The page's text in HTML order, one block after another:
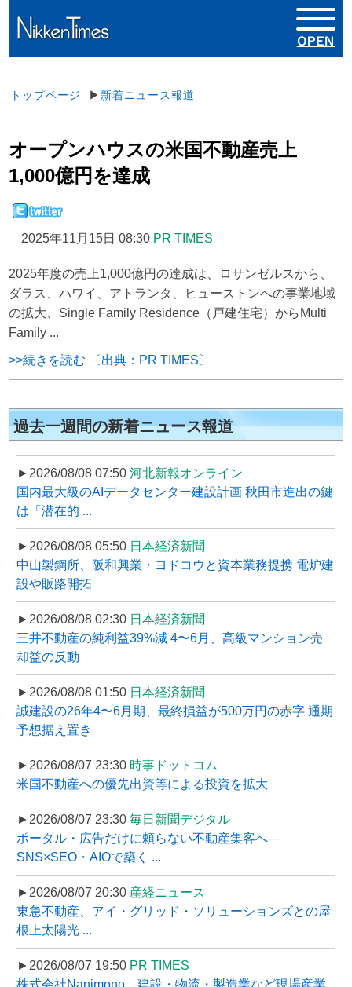
トップページ ▶ 新着ニュース報道
オープンハウスの米国不動産売上
1,000億円を達成
2025年11月15日 08:30 PR TIMES
2025年度の売上1,000億円の達成は、ロサンゼルスから、
ダラス、ハワイ、アトランタ、ヒューストンへの事業地域
の拡大、Single Family Residence（戸建住宅）からMulti
Family ...
>>続きを読む 〔出典：PR TIMES〕
過去一週間の新着ニュース報道
►2026/08/08 07:50 河北新報オンライン
国内最大級のAIデータセンター建設計画 秋田市進出の鍵
は「潜在的 ...
►2026/08/08 05:50 日本経済新聞
中山製鋼所、阪和興業・ヨドコウと資本業務提携 電炉建
設や販路開拓
►2026/08/08 02:30 日本経済新聞
三井不動産の純利益39%減 4〜6月、高級マンション売
却益の反動
►2026/08/08 01:50 日本経済新聞
誠建設の26年4〜6月期、最終損益が500万円の赤字 通期
予想据え置き
►2026/08/07 23:30 時事ドットコム
米国不動産への優先出資等による投資を拡大
►2026/08/07 23:30 毎日新聞デジタル
ポータル・広告だけに頼らない不動産集客へ―
SNS×SEO・AIOで築く ...
►2026/08/07 20:30 産経ニュース
東急不動産、アイ・グリッド・ソリューションズとの屋
根上太陽光 ...
►2026/08/07 19:50 PR TIMES
株式会社Nanimono、建設・物流・製造業など現場産業